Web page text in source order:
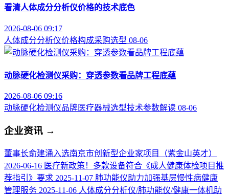
看清人体成分分析仪价格的技术底色
2026-08-06 09:17
人体成分分析仪价格构成采购选型 08-06
动脉硬化检测仪采购：穿透参数看品牌工程底蕴
2026-08-06 09:16
动脉硬化检测仪品牌医疗器械选型技术参数解读 08-06
企业资讯 →
董事长俞建涌入选南京市创新型企业家项目（紫金山英才）
2026-06-16 医疗新政策！多款设备符合《成人健康体检项目推
荐指引》要求 2025-11-07 肺功能仪助力加强基层慢性病健康
管理服务 2025-11-06 人体成分分析仪/肺功能仪/健康一体机助